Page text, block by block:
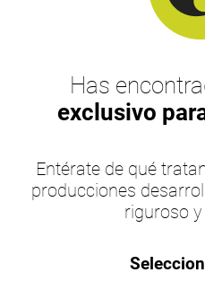
Has
exclusivo
Entérate de qué
producciones
riguroso